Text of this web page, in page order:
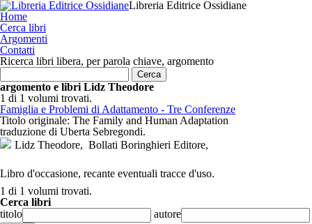
Libreria Editrice Ossidiane
Home
Cerca libri
Argomenti
Contatti
Ricerca libri libera, per parola chiave, argomento
argomento e libri Lidz Theodore
1 di 1 volumi trovati.
Famiglia e Problemi di Adattamento - Tre Conferenze
Titolo originale: The Family and Human Adaptation
traduzione di Uberta Sebregondi.
Lidz Theodore, Bollati Boringhieri Editore,
Libro d'occasione, recante eventuali tracce d'uso.
1 di 1 volumi trovati.
Cerca libri
titolo
autore